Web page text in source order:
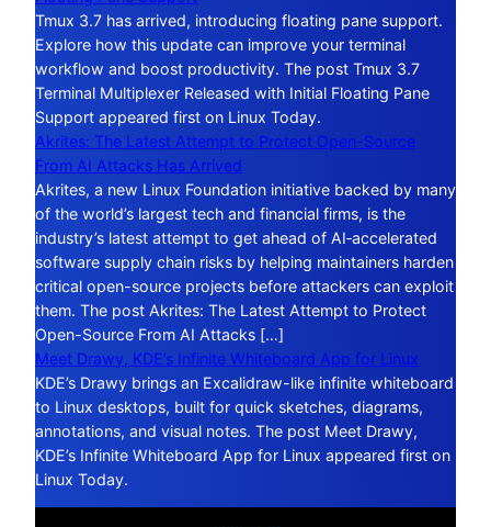
Tmux 3.7 has arrived, introducing floating pane support.
Explore how this update can improve your terminal
workflow and boost productivity. The post Tmux 3.7
Terminal Multiplexer Released with Initial Floating Pane
Support appeared first on Linux Today.
Akrites: The Latest Attempt to Protect Open-Source
From AI Attacks Has Arrived
Akrites, a new Linux Foundation initiative backed by many
of the world’s largest tech and financial firms, is the
industry’s latest attempt to get ahead of AI‑accelerated
software supply chain risks by helping maintainers harden
critical open-source projects before attackers can exploit
them. The post Akrites: The Latest Attempt to Protect
Open-Source From AI Attacks […]
Meet Drawy, KDE’s Infinite Whiteboard App for Linux
KDE’s Drawy brings an Excalidraw-like infinite whiteboard
to Linux desktops, built for quick sketches, diagrams,
annotations, and visual notes. The post Meet Drawy,
KDE’s Infinite Whiteboard App for Linux appeared first on
Linux Today.